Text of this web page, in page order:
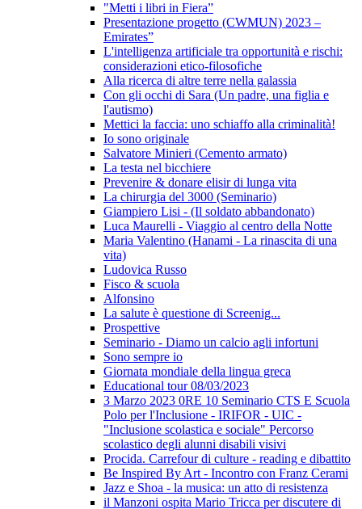
"Metti i libri in Fiera”
Presentazione progetto (CWMUN) 2023 –
Emirates”
L'intelligenza artificiale tra opportunità e rischi:
considerazioni etico-filosofiche
Alla ricerca di altre terre nella galassia
Con gli occhi di Sara (Un padre, una figlia e
l'autismo)
Mettici la faccia: uno schiaffo alla criminalità!
Io sono originale
Salvatore Minieri (Cemento armato)
La testa nel bicchiere
Prevenire & donare elisir di lunga vita
La chirurgia del 3000 (Seminario)
Giampiero Lisi - (Il soldato abbandonato)
Luca Maurelli - Viaggio al centro della Notte
Maria Valentino (Hanami - La rinascita di una
vita)
Ludovica Russo
Fisco & scuola
Alfonsino
La salute è questione di Screenig...
Prospettive
Seminario - Diamo un calcio agli infortuni
Sono sempre io
Giornata mondiale della lingua greca
Educational tour 08/03/2023
3 Marzo 2023 0RE 10 Seminario CTS E Scuola
Polo per l'Inclusione - IRIFOR - UIC -
"Inclusione scolastica e sociale" Percorso
scolastico degli alunni disabili visivi
Procida. Carrefour di culture - reading e dibattito
Be Inspired By Art - Incontro con Franz Cerami
Jazz e Shoa - la musica: un atto di resistenza
il Manzoni ospita Mario Tricca per discutere di